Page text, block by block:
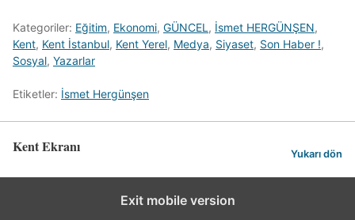
Kategoriler: Eğitim, Ekonomi, GÜNCEL , İsmet HERGÜNŞEN,
Kent, Kent İstanbul, Kent Yerel, Medya, Siyaset, Son Haber !,
Sosyal, Yazarlar
Etiketler: İsmet Hergünşen
Kent Ekranı Yukarı dön
Exit mobile version